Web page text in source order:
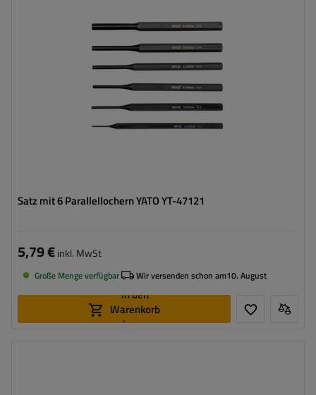
Satz mit 6 Parallellochern YATO YT-47121
5,79 €inkl. MwSt
Große Menge verfügbar Wir versenden schon am10. August
In den
Warenkorb
legen